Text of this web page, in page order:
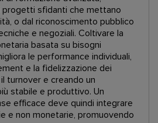
progetti sfidanti che mettano
o dal riconoscimento pubblico
e negoziali. Coltivare la
basata su bisogni
le performance individuali,
e la fidelizzazione dei
turnover e creando un
stabile e produttivo. Un
efficace deve quindi integrare
e non monetarie, promuovendo